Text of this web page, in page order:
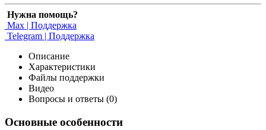
Нужна помощь?
Max | Поддержка
Telegram | Поддержка
Описание
Характеристики
Файлы поддержки
Видео
Вопросы и ответы (0)
Основные особенности